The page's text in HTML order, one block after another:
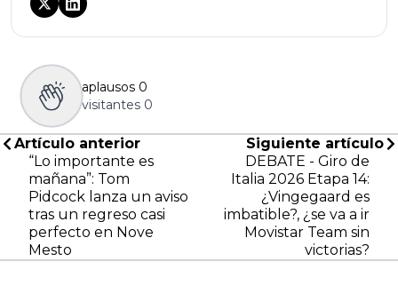
aplausos 0
visitantes 0
Artículo anterior
“Lo importante es
mañana”: Tom
Pidcock lanza un aviso
tras un regreso casi
perfecto en Nove
Mesto
Siguiente artículo
DEBATE - Giro de
Italia 2026 Etapa 14:
¿Vingegaard es
imbatible?, ¿se va a ir
Movistar Team sin
victorias?